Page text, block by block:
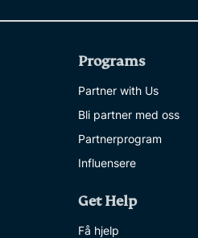
Programs
Partner with Us
Bli partner med oss
Partnerprogram
Influensere
Get Help
Få hjelp